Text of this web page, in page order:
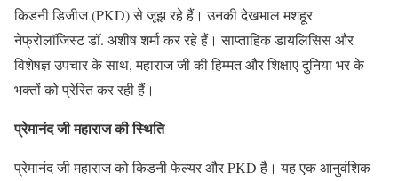
किडनी डिजीज (PKD) से जूझ रहे हैं। उनकी देखभाल मशहूर
नेफ्रोलॉजिस्ट डॉ. अशीष शर्मा कर रहे हैं। साप्ताहिक डायलिसिस और
विशेषज्ञ उपचार के साथ, महाराज जी की हिम्मत और शिक्षाएं दुनिया भर के
भक्तों को प्रेरित कर रही हैं।
प्रेमानंद जी महाराज की स्थिति
प्रेमानंद जी महाराज को किडनी फेल्यर और PKD है। यह एक आनुवंशिक